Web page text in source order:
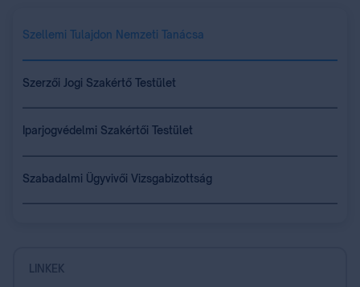
Szellemi Tulajdon Nemzeti Tanácsa
Szerzői Jogi Szakértő Testület
Iparjogvédelmi Szakértői Testület
Szabadalmi Ügyvivői Vizsgabizottság
LINKEK